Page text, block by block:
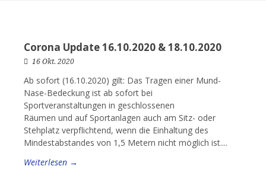
Corona Update 16.10.2020 & 18.10.2020
16 Okt. 2020
Ab sofort (16.10.2020) gilt: Das Tragen einer Mund-
Nase-Bedeckung ist ab sofort bei
Sportveranstaltungen in geschlossenen
Räumen und auf Sportanlagen auch am Sitz- oder
Stehplatz verpflichtend, wenn die Einhaltung des
Mindestabstandes von 1,5 Metern nicht möglich ist....
Weiterlesen →